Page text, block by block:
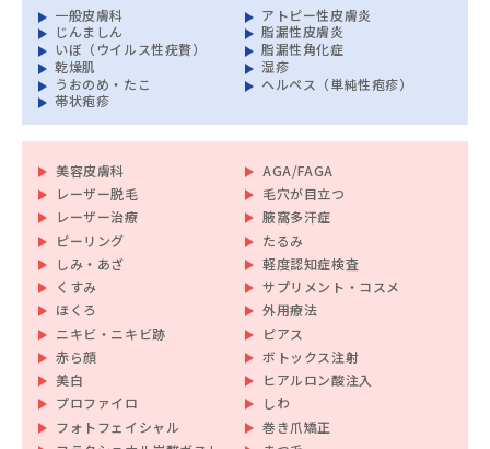
一般皮膚科
アトピー性皮膚炎
じんましん
脂漏性皮膚炎
いぼ（ウイルス性疣贅）
脂漏性角化症
乾燥肌
湿疹
うおのめ・たこ
ヘルペス（単純性疱疹）
帯状疱疹
美容皮膚科
AGA/FAGA
レーザー脱毛
毛穴が目立つ
レーザー治療
腋窩多汗症
ピーリング
たるみ
しみ・あざ
軽度認知症検査
くすみ
サプリメント・コスメ
ほくろ
外用療法
ニキビ・ニキビ跡
ピアス
赤ら顔
ボトックス注射
美白
ヒアルロン酸注入
プロファイロ
しわ
フォトフェイシャル
巻き爪矯正